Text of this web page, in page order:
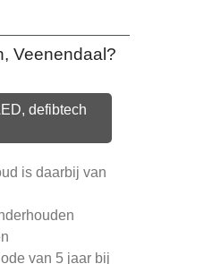
Veenendaal?
defibtech
is daarbij van
van 5 jaar bij